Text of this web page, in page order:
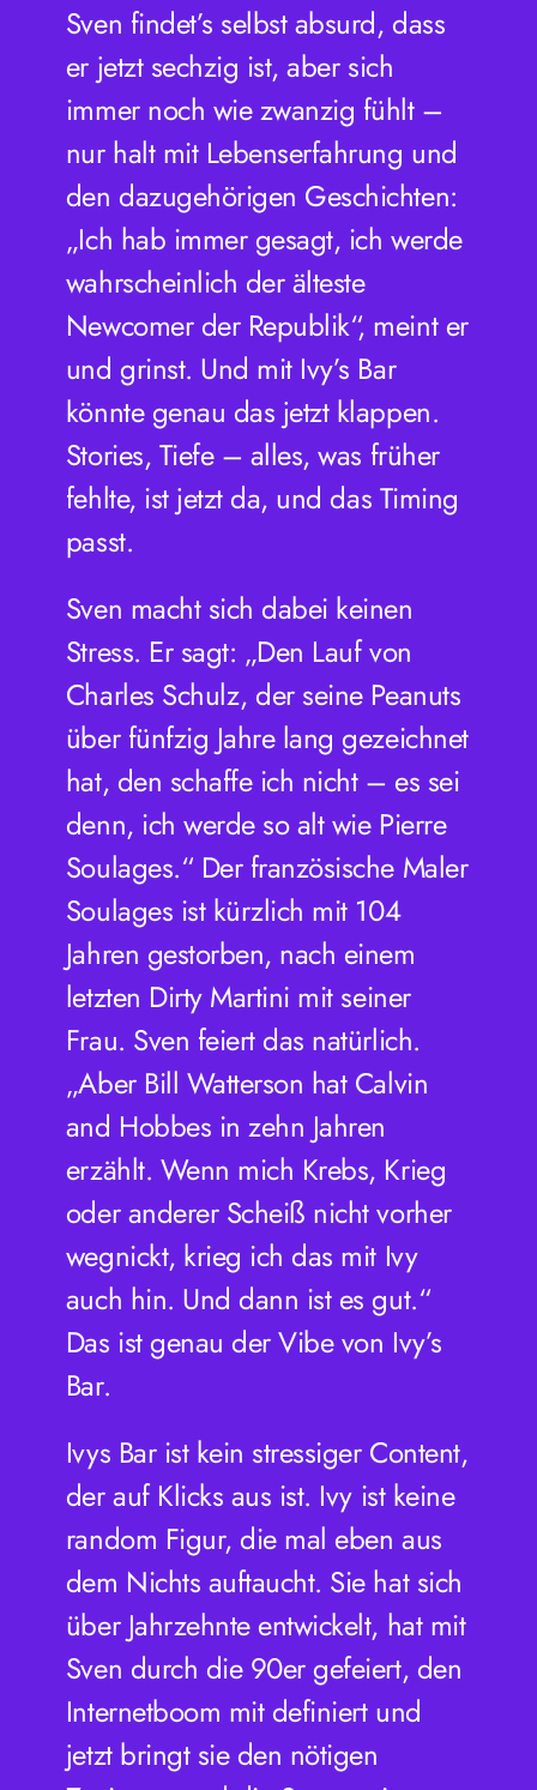
Sven findet’s selbst absurd, dass
er jetzt sechzig ist, aber sich
immer noch wie zwanzig fühlt –
nur halt mit Lebenserfahrung und
den dazugehörigen Geschichten:
„Ich hab immer gesagt, ich werde
wahrscheinlich der älteste
Newcomer der Republik“, meint er
und grinst. Und mit Ivy’s Bar
könnte genau das jetzt klappen.
Stories, Tiefe – alles, was früher
fehlte, ist jetzt da, und das Timing
passt.
Sven macht sich dabei keinen
Stress. Er sagt: „Den Lauf von
Charles Schulz, der seine Peanuts
über fünfzig Jahre lang gezeichnet
hat, den schaffe ich nicht – es sei
denn, ich werde so alt wie Pierre
Soulages.“ Der französische Maler
Soulages ist kürzlich mit 104
Jahren gestorben, nach einem
letzten Dirty Martini mit seiner
Frau. Sven feiert das natürlich.
„Aber Bill Watterson hat Calvin
and Hobbes in zehn Jahren
erzählt. Wenn mich Krebs, Krieg
oder anderer Scheiß nicht vorher
wegnickt, krieg ich das mit Ivy
auch hin. Und dann ist es gut.“
Das ist genau der Vibe von Ivy’s
Bar.
Ivys Bar ist kein stressiger Content,
der auf Klicks aus ist. Ivy ist keine
random Figur, die mal eben aus
dem Nichts auftaucht. Sie hat sich
über Jahrzehnte entwickelt, hat mit
Sven durch die 90er gefeiert, den
Internetboom mit definiert und
jetzt bringt sie den nötigen